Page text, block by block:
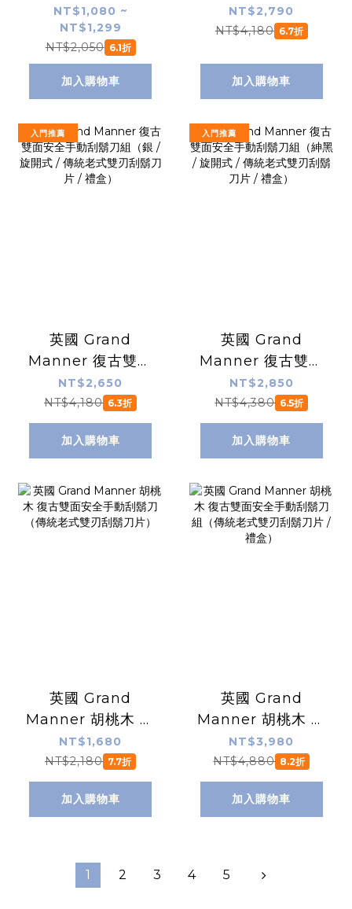
安全手動刮鬍刀
（紳黑 / 旋開式 /
傳統老式雙刃刮鬍
刀片）
NT$1,080 ~
NT$1,299
NT$2,050 6.1折
加入購物車
復古雙面安全手動
刮鬍刀組（槍鉻 /
刀片 / 禮盒）
NT$2,790
NT$4,180 6.7折
加入購物車
入門推薦
英國 Grand
Manner 復古雙面
安全手動刮鬍刀組
（銀 / 旋開式 / 傳
統老式雙刃刮鬍刀
片 / 禮盒）
NT$2,650
NT$4,180 6.3折
加入購物車
入門推薦
英國 Grand
Manner 復古雙面
安全手動刮鬍刀組
（紳黑 / 旋開式 /
傳統老式雙刃刮鬍
刀片 / 禮盒）
NT$2,850
NT$4,380 6.5折
加入購物車
英國 Grand
Manner 胡桃木 復
古雙面安全手動刮
鬍刀（傳統老式雙
刃刮鬍刀片）
NT$1,680
NT$2,180 7.7折
加入購物車
英國 Grand
Manner 胡桃木 復
古雙面安全手動刮
鬍刀組（傳統老式
雙刃刮鬍刀片 / 禮
盒）
NT$3,980
NT$4,880 8.2折
加入購物車
1 2 3 4 5